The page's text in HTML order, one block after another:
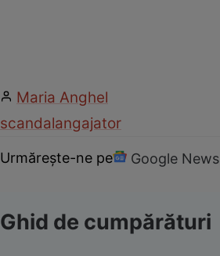
Maria Anghel
scandalangajator
Urmărește-ne pe Google News
Ghid de cumpărături